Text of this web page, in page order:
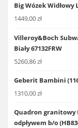
Big Wózek
1449,00zł
Villeroy&Boch
Biały 67132FRW
5260,86zł
Geberit Bambini
1310,00zł
Quadron granitowy
odpływem b/o